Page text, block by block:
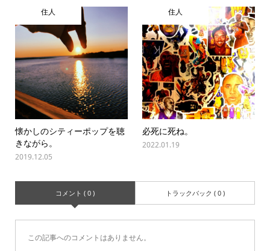
住人
懐かしのシティーポップを聴
きながら。
2019.12.05
住人
必死に死ね。
2022.01.19
コメント ( 0 ) トラックバック ( 0 )
この記事へのコメントはありません。